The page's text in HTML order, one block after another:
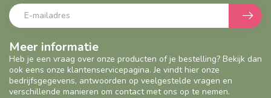
Meer informatie
Heb je een vraag over onze producten of je bestelling? Bekijk dan
ook eens onze klantenservicepagina. Je vindt hier onze
bedrijfsgegevens, antwoorden op veelgestelde vragen en
verschillende manieren om contact met ons op te nemen.